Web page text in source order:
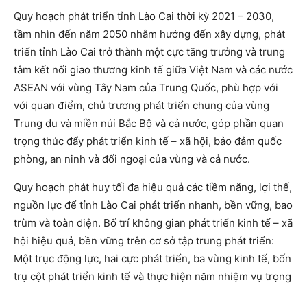
Quy hoạch phát triển tỉnh Lào Cai thời kỳ 2021 – 2030,
tầm nhìn đến năm 2050 nhằm hướng đến xây dựng, phát
triển tỉnh Lào Cai trở thành một cực tăng trưởng và trung
tâm kết nối giao thương kinh tế giữa Việt Nam và các nước
ASEAN với vùng Tây Nam của Trung Quốc, phù hợp với
với quan điểm, chủ trương phát triển chung của vùng
Trung du và miền núi Bắc Bộ và cả nước, góp phần quan
trọng thúc đẩy phát triển kinh tế – xã hội, bảo đảm quốc
phòng, an ninh và đối ngoại của vùng và cả nước.
Quy hoạch phát huy tối đa hiệu quả các tiềm năng, lợi thế,
nguồn lực để tỉnh Lào Cai phát triển nhanh, bền vững, bao
trùm và toàn diện. Bố trí không gian phát triển kinh tế – xã
hội hiệu quả, bền vững trên cơ sở tập trung phát triển:
Một trục động lực, hai cực phát triển, ba vùng kinh tế, bốn
trụ cột phát triển kinh tế và thực hiện năm nhiệm vụ trọng